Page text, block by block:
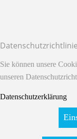
Datenschutzrichtlinie
Sie können unsere
unseren
Datenschutzerklärung